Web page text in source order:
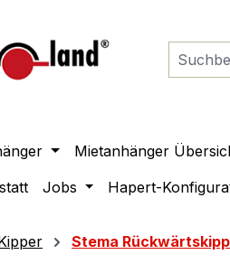
Mietanhänger
Jobs Hapert-
Stema